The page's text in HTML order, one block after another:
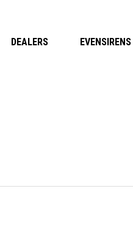
DEALERS EVENSIRENS